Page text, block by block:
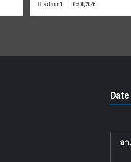
admin1 05/08/2026
Date
อา.